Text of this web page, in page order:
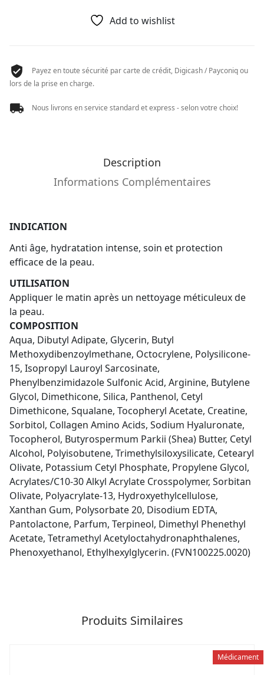
Add to wishlist
Payez en toute sécurité par carte de crédit, Digicash / Payconiq ou
lors de la prise en charge.
Nous livrons en service standard et express - selon votre choix!
Description
Informations Complémentaires
INDICATION
Anti âge, hydratation intense, soin et protection
efficace de la peau.
UTILISATION
Appliquer le matin après un nettoyage méticuleux de
la peau.
COMPOSITION
Aqua, Dibutyl Adipate, Glycerin, Butyl
Methoxydibenzoylmethane, Octocrylene, Polysilicone-
15, Isopropyl Lauroyl Sarcosinate,
Phenylbenzimidazole Sulfonic Acid, Arginine, Butylene
Glycol, Dimethicone, Silica, Panthenol, Cetyl
Dimethicone, Squalane, Tocopheryl Acetate, Creatine,
Sorbitol, Collagen Amino Acids, Sodium Hyaluronate,
Tocopherol, Butyrospermum Parkii (Shea) Butter, Cetyl
Alcohol, Polyisobutene, Trimethylsiloxysilicate, Cetearyl
Olivate, Potassium Cetyl Phosphate, Propylene Glycol,
Acrylates/C10-30 Alkyl Acrylate Crosspolymer, Sorbitan
Olivate, Polyacrylate-13, Hydroxyethylcellulose,
Xanthan Gum, Polysorbate 20, Disodium EDTA,
Pantolactone, Parfum, Terpineol, Dimethyl Phenethyl
Acetate, Tetramethyl Acetyloctahydronaphthalenes,
Phenoxyethanol, Ethylhexylglycerin. (FVN100225.0020)
Produits Similaires
Médicament